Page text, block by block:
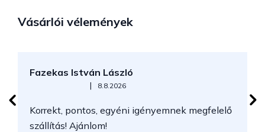
Vásárlói vélemények
Fazekas István László
Az áruház értékelése 5-ből 5 csillag.
| 8.8.2026
Korrekt, pontos, egyéni igényemnek megfelelő
szállítás! Ajánlom!